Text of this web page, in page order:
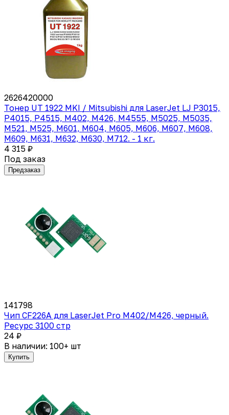
2626420000
Тонер UT 1922 MKI / Mitsubishi для LaserJet LJ P3015,
P4015, P4515, M402, M426, M4555, M5025, M5035,
M521, M525, M601, M604, M605, M606, M607, M608,
M609, M631, M632, M630, M712. - 1 кг.
4 315 ₽
Под заказ
Предзаказ
141798
Чип CF226A для LaserJet Pro M402/M426, черный.
Ресурс 3100 стр
24 ₽
В наличии: 100+ шт
Купить